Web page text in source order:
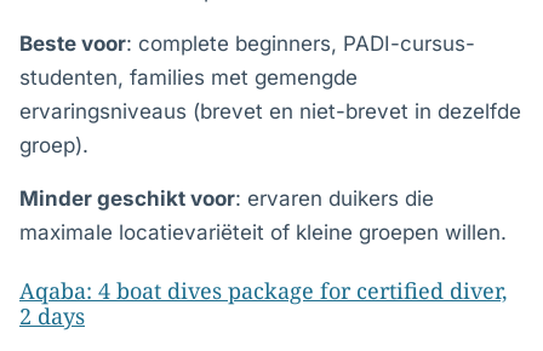
Beste voor: complete beginners, PADI-cursus-
studenten, families met gemengde
ervaringsniveaus (brevet en niet-brevet in dezelfde
groep).
Minder geschikt voor: ervaren duikers die
maximale locatievariëteit of kleine groepen willen.
Aqaba: 4 boat dives package for certified diver,
2 days